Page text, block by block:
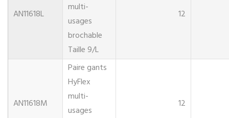
AN11618L
multi-
usages
brochable
Taille 9/L
12
AN11618M
Paire gants
HyFlex
multi-
usages
12